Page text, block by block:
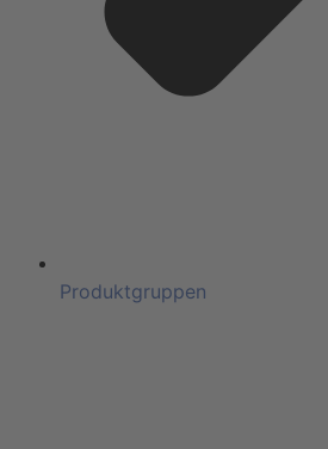
Produktgruppen